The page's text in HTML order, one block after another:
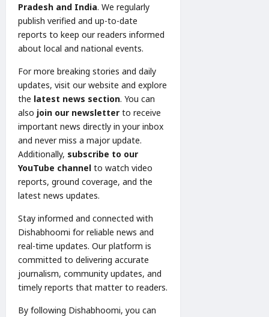
Pradesh and India. We regularly
publish verified and up-to-date
reports to keep our readers informed
about local and national events.
For more breaking stories and daily
updates, visit our website and explore
the latest news section. You can
also join our newsletter to receive
important news directly in your inbox
and never miss a major update.
Additionally, subscribe to our
YouTube channel to watch video
reports, ground coverage, and the
latest news updates.
Stay informed and connected with
Dishabhoomi for reliable news and
real-time updates. Our platform is
committed to delivering accurate
journalism, community updates, and
timely reports that matter to readers.
By following Dishabhoomi, you can